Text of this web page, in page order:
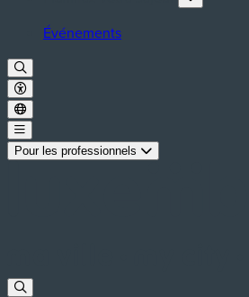
Événements
Pour les professionnels